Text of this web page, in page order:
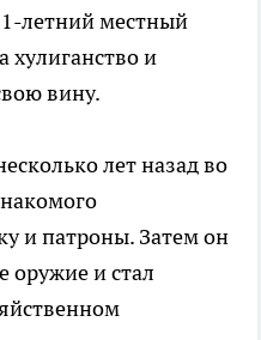
летний местный
хулиганство и
вину.
лет назад во
и патроны. Затем он
оружие и стал